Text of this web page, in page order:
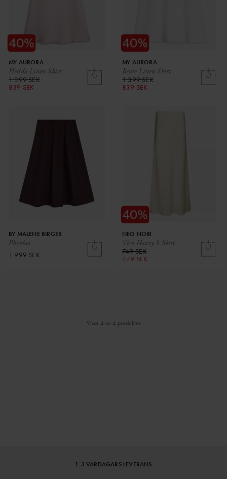
Hedda Linen Skirt
MY AURORA
1 399 SEK
839 SEK
Beate Linen Skirt
MY AURORA
1 399 SEK
839 SEK
Pheobes
BY MALENE BIRGER
1 999 SEK
Viso Heavy S Skirt
NEO NOIR
749 SEK
449 SEK
Visar 4 av 4 produkter
1-3 VARDAGARS LEVERANS